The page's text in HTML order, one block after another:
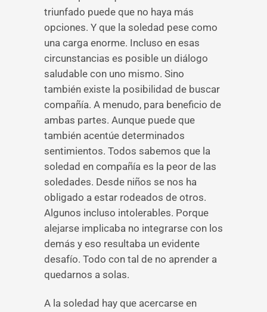
triunfado puede que no haya más
opciones. Y que la soledad pese como
una carga enorme. Incluso en esas
circunstancias es posible un diálogo
saludable con uno mismo. Sino
también existe la posibilidad de buscar
compañía. A menudo, para beneficio de
ambas partes. Aunque puede que
también acentúe determinados
sentimientos. Todos sabemos que la
soledad en compañía es la peor de las
soledades. Desde niños se nos ha
obligado a estar rodeados de otros.
Algunos incluso intolerables. Porque
alejarse implicaba no integrarse con los
demás y eso resultaba un evidente
desafío. Todo con tal de no aprender a
quedarnos a solas.
A la soledad hay que acercarse en